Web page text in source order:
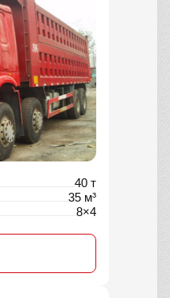
40 т
35 м³
8×4